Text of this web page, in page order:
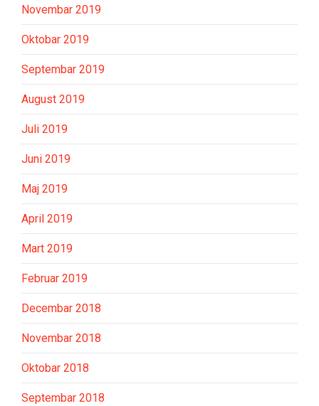
Novembar 2019
Oktobar 2019
Septembar 2019
August 2019
Juli 2019
Juni 2019
Maj 2019
April 2019
Mart 2019
Februar 2019
Decembar 2018
Novembar 2018
Oktobar 2018
Septembar 2018